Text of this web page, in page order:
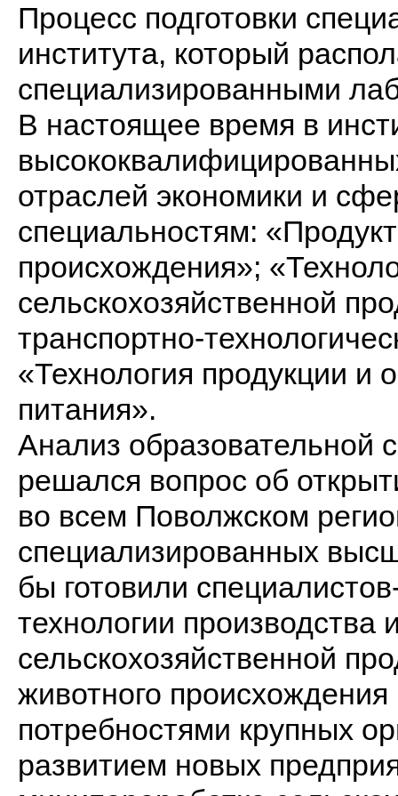
Процесс подготовки
института, который
специализированными
В настоящее время в
отраслей экономики и
специальностям:
происхождения»;
сельскохозяйственной
транспортно-
«Технология продукции и
питания».
Анализ образовательной
решался вопрос об
во всем Поволжском
специализированных
бы готовили
технологии производства
сельскохозяйственной
животного
потребностями крупных
развитием новых